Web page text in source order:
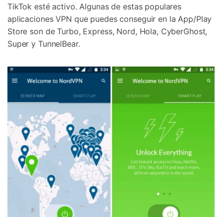
TikTok esté activo. Algunas de estas populares
aplicaciones VPN que puedes conseguir en la App/Play
Store son de Turbo, Express, Nord, Hola, CyberGhost,
Super y TunnelBear.